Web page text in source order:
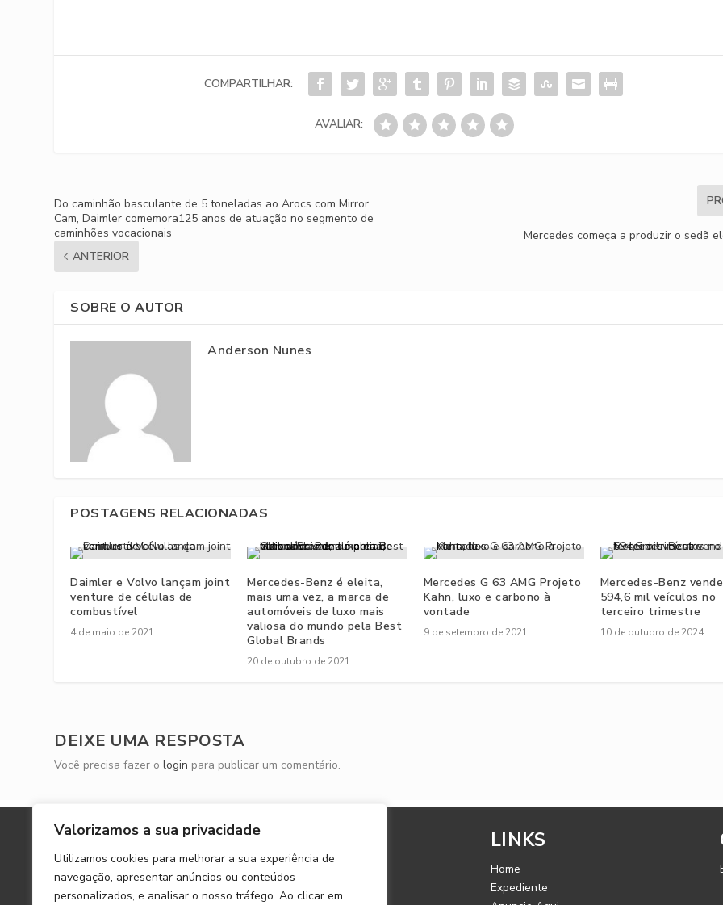
Valorizamos a sua privacidade
Utilizamos cookies para melhorar a sua experiência de
navegação, apresentar anúncios ou conteúdos
personalizados, e analisar o nosso tráfego. Ao clicar em
COMPARTILHAR:
AVALIAR:
Do caminhão basculante de 5 toneladas ao Arocs com Mirror
Cam, Daimler comemora125 anos de atuação no segmento de
caminhões vocacionais
ANTERIOR
Mercedes começa a produzir o sedã
SOBRE O AUTOR
Anderson Nunes
POSTAGENS RELACIONADAS
Daimler e Volvo lançam joint
venture de células de
combustível
4 de maio de 2021
Mercedes-Benz é eleita,
mais uma vez, a marca de
automóveis de luxo mais
valiosa do mundo pela Best
Global Brands
20 de outubro de 2021
Mercedes G 63 AMG Projeto
Kahn, luxo e carbono à
vontade
9 de setembro de 2021
Mercedes-Benz
594,6 mil veículos no
terceiro trimestre
10 de outubro de 2024
DEIXE UMA RESPOSTA
Você precisa fazer ologin para publicar um comentário.
A MERCEDES MAG
Mercedes Magazine é um site global sobre a
marca, produtos e estilo de vida Mercedes-Benz.
LINKS
Home
Expediente